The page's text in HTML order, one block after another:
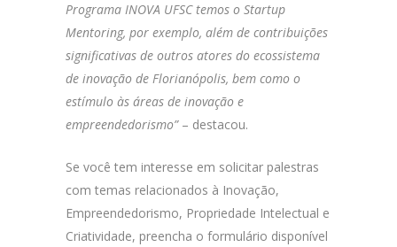
Programa INOVA UFSC temos o Startup
Mentoring, por exemplo, além de contribuições
significativas de outros atores do ecossistema
de inovação de Florianópolis, bem como o
estímulo às áreas de inovação e
empreendedorismo”– destacou.
Se você tem interesse em solicitar palestras
com temas relacionados à Inovação,
Empreendedorismo, Propriedade Intelectual e
Criatividade, preencha o formulário disponível